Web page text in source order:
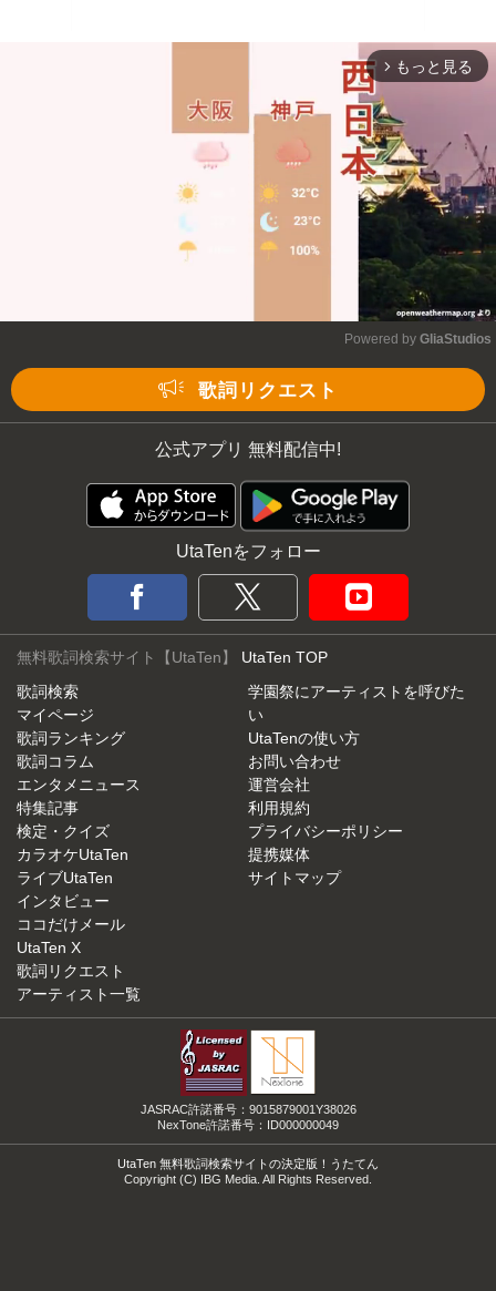
arrow_forward_ios もっと見る
Powered by GliaStudios
歌詞リクエスト
公式アプリ 無料配信中!
UtaTenをフォロー
無料歌詞検索サイト【UtaTen】 UtaTen TOP
歌詞検索
マイページ
歌詞ランキング
歌詞コラム
エンタメニュース
特集記事
検定・クイズ
カラオケUtaTen
ライブUtaTen
インタビュー
ココだけメール
UtaTen X
歌詞リクエスト
アーティスト一覧
学園祭にアーティストを呼びた
い
UtaTenの使い方
お問い合わせ
運営会社
利用規約
プライバシーポリシー
提携媒体
サイトマップ
JASRAC許諾番号：9015879001Y38026
NexTone許諾番号：ID000000049
UtaTen 無料歌詞検索サイトの決定版！うたてん
Copyright (C) IBG Media. All Rights Reserved.